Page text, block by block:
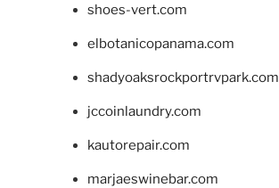
shoes-vert.com
elbotanicopanama.com
shadyoaksrockportrvpark.com
jccoinlaundry.com
kautorepair.com
marjaeswinebar.com